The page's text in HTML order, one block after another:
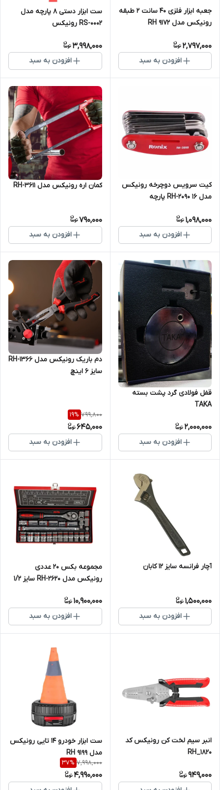
جعبه ابزار فلزی 40 سانت 2 طبقه
رونیکس مدل RH 9172
2,797,000
افزودن به سبد
ست ابزار دستی 8 پارچه مدل
RS-0002 رونیکس
3,998,000
افزودن به سبد
کیت سرویس دوچرخه رونیکس
مدل RH-2090 ۱۶ پارچه
1,098,000
افزودن به سبد
کمان اره رونیکس مدل RH-3611
790,000
افزودن به سبد
قفل فولادی گرد پشت بسته
TAKA
2,000,000
افزودن به سبد
دم باریک رونیکس مدل RH-1366
سایز ۶ اینچ
799,800
19%
645,000
افزودن به سبد
آچار فرانسه سایز 12 کابان
1,500,000
افزودن به سبد
مجموعه بکس ۲۰ عددی
رونیکس مدل RH-2620 سایز ۱/۲
10,900,000
افزودن به سبد
انبر سیم لخت کن رونیکس کد
RH_1820
949,000
ست ابزار خودرو 14 تایی رونیکس
مدل RH 9199
7,998,000
37%
4,990,000